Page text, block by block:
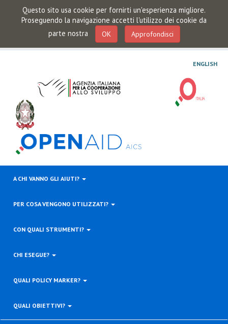
Questo sito usa cookie per fornirti un'esperienza migliore.
Proseguendo la navigazione accetti l'utilizzo dei cookie da
parte nostra
OK Approfondisci
ENGLISH
A CHI VANNO GLI AIUTI?
PER COSA VENGONO UTILIZZATI?
CON QUALI STRUMENTI?
CHI ESEGUE?
QUALI POLICY MARKER?
QUALI OBIETTIVI?